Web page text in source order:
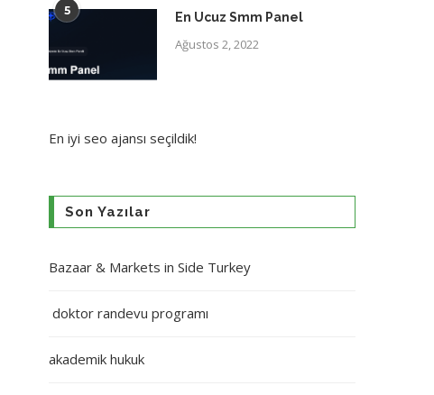
5 En Ucuz Smm Panel
Ağustos 2, 2022
En iyi seo ajansı seçildik!
Son Yazılar
Bazaar & Markets in Side Turkey
doktor randevu programı
akademik hukuk